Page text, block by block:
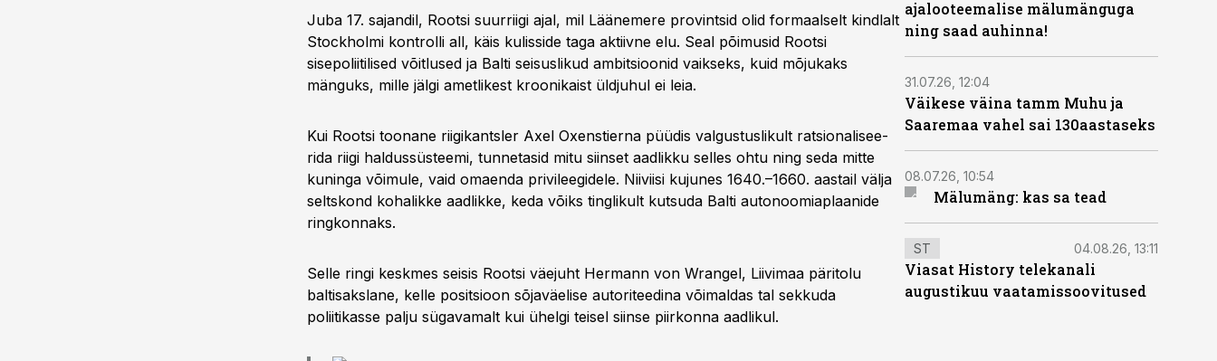
Juba 17. sajandil, Rootsi suurriigi ajal, mil Läänemere provintsid olid formaalselt kindlalt
Stockholmi kontrolli all, käis kulisside taga aktiivne elu. Seal põimusid Rootsi
sisepoliitilised võitlused ja Balti seisuslikud ambitsioonid vaikseks, kuid mõjukaks
mänguks, mille jälgi ametlikest kroonikaist üld­juhul ei leia.
Kui Rootsi toonane riigikantsler Axel Oxenstierna püüdis valgustuslikult ratsionalisee­
rida riigi haldussüsteemi, tunnetasid mitu siinset aadlikku selles ohtu ning seda mitte
kuninga võimule, vaid omaenda privileegidele. Niiviisi kujunes 1640.–1660. aastail välja
seltskond kohalikke aadlikke, keda võiks tinglikult kutsuda Balti autonoomiaplaanide
ringkonnaks.
Selle ringi keskmes seisis Rootsi väejuht Hermann von Wrangel, Liivimaa päritolu
baltisakslane, kelle positsioon sõjaväelise autoriteedina võimaldas tal sekkuda
poliitikasse palju sügavamalt kui ühelgi teisel siinse piirkonna aadlikul.
ajalooteemalise mälumänguga
ning saad auhinna!
31.07.26, 12:04
Väikese väina tamm Muhu ja
Saaremaa vahel sai 130aastaseks
08.07.26, 10:54
Mälumäng: kas sa tead
ST 04.08.26, 13:11
Viasat History telekanali
augustikuu vaatamissoovitused